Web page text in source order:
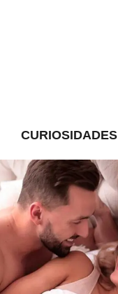
CURIOSIDADES